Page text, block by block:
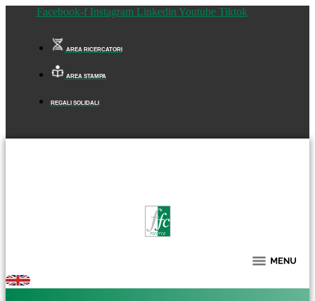
Facebook-f Instagram Linkedin Youtube Tiktok
AREA RICERCATORI
AREA STAMPA
REGALI SOLIDALI